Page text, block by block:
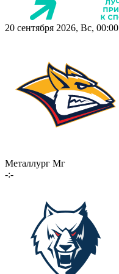
20 сентября 2026, Вс, 00:00
Металлург Мг
-:-